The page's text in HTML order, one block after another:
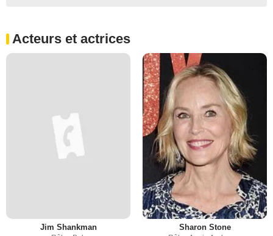
Acteurs et actrices
Jim Shankman Sharon Stone